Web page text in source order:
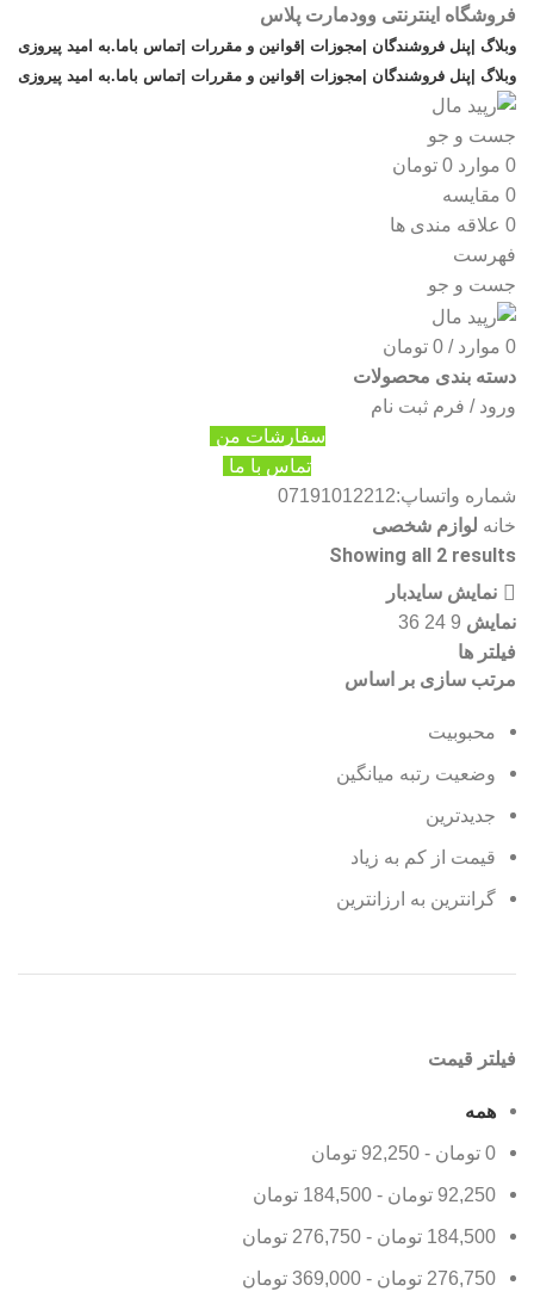
فروشگاه اینترنتی وودمارت پلاس
وبلاگ | پنل فروشندگان | مجوزات | قوانین و مقررات | تماس باما.به امید پیروزی
وبلاگ | پنل فروشندگان | مجوزات | قوانین و مقررات | تماس باما.به امید پیروزی
جست و جو
0 موارد 0 تومان
0 مقایسه
0 علاقه مندی ها
فهرست
جست و جو
0 موارد /
0 تومان
دسته بندی محصولات
ورود / فرم ثبت نام
سفارشات من
تماس با ما
شماره واتساپ:07191012212
خانه لوازم شخصی
Showing all 2 results
نمایش سایدبار
نمایش 9
24
36
فیلتر ها
مرتب سازی بر اساس
محبوبیت
وضعیت رتبه میانگین
جدیدترین
قیمت از کم به زیاد
گرانترین به ارزانترین
فیلتر قیمت
همه
0 تومان -
92,250 تومان
92,250 تومان -
184,500 تومان
184,500 تومان -
276,750 تومان
276,750 تومان -
369,000 تومان